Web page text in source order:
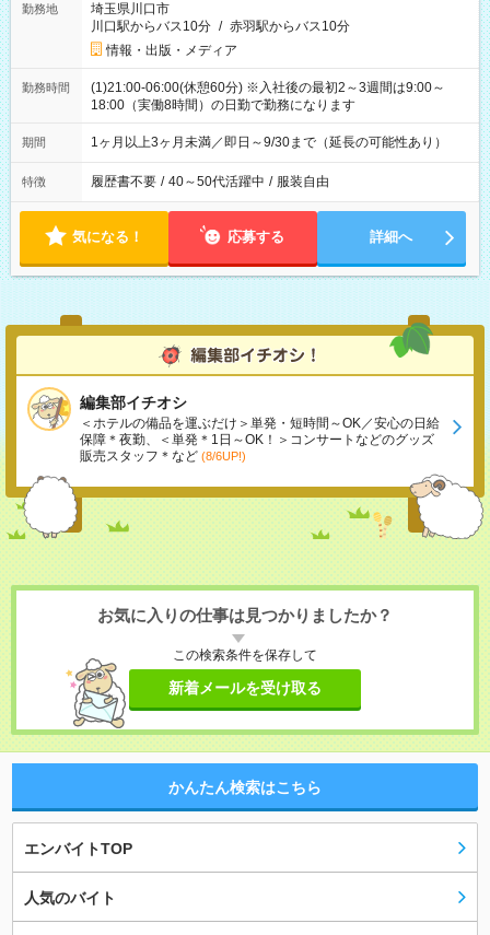
勤務地
埼玉県川口市
川口駅からバス10分 / 赤羽駅からバス10分
情報・出版・メディア
勤務時間
(1)21:00-06:00(休憩60分) ※入社後の最初2～3週間は9:00～
18:00（実働8時間）の日勤で勤務になります
期間 1ヶ月以上3ヶ月未満／即日～9/30まで（延長の可能性あり）
特徴 履歴書不要 / 40～50代活躍中 / 服装自由
気になる！ 応募する 詳細へ
編集部イチオシ
＜ホテルの備品を運ぶだけ＞単発・短時間～OK／安心の日給
保障＊夜勤、＜単発＊1日～OK！＞コンサートなどのグッズ
販売スタッフ＊など (8/6UP!)
お気に入りの仕事は見つかりましたか？
この検索条件を保存して
新着メールを受け取る
かんたん検索はこちら
エンバイトTOP
人気のバイト